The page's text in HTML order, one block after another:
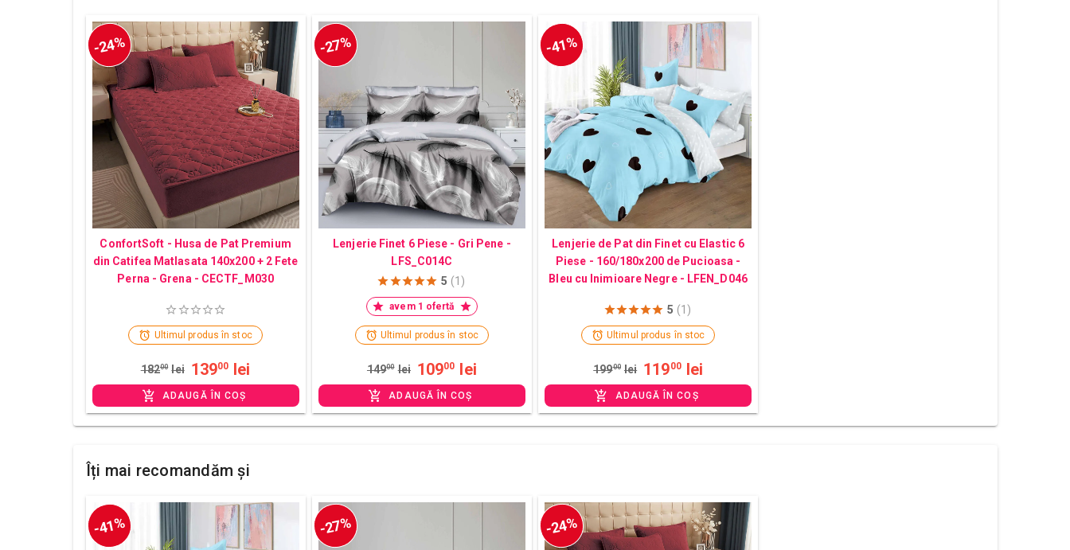
-24%
ConfortSoft - Husa de Pat Premium
din Catifea Matlasata 140x200 + 2 Fete
Perna - Grena - CECTF_M030
Ultimul produs în stoc
18200 lei 13900 lei
ADAUGĂ ÎN COȘ
-27%
Lenjerie Finet 6 Piese - Gri Pene -
LFS_C014C
5 (1)
avem 1 ofertă
Ultimul produs în stoc
14900 lei 10900 lei
ADAUGĂ ÎN COȘ
-41%
Lenjerie de Pat din Finet cu Elastic 6
Piese - 160/180x200 de Pucioasa -
Bleu cu Inimioare Negre - LFEN_D046
5 (1)
Ultimul produs în stoc
19900 lei 11900 lei
ADAUGĂ ÎN COȘ
Îți mai recomandăm și
-41% -27% -24%